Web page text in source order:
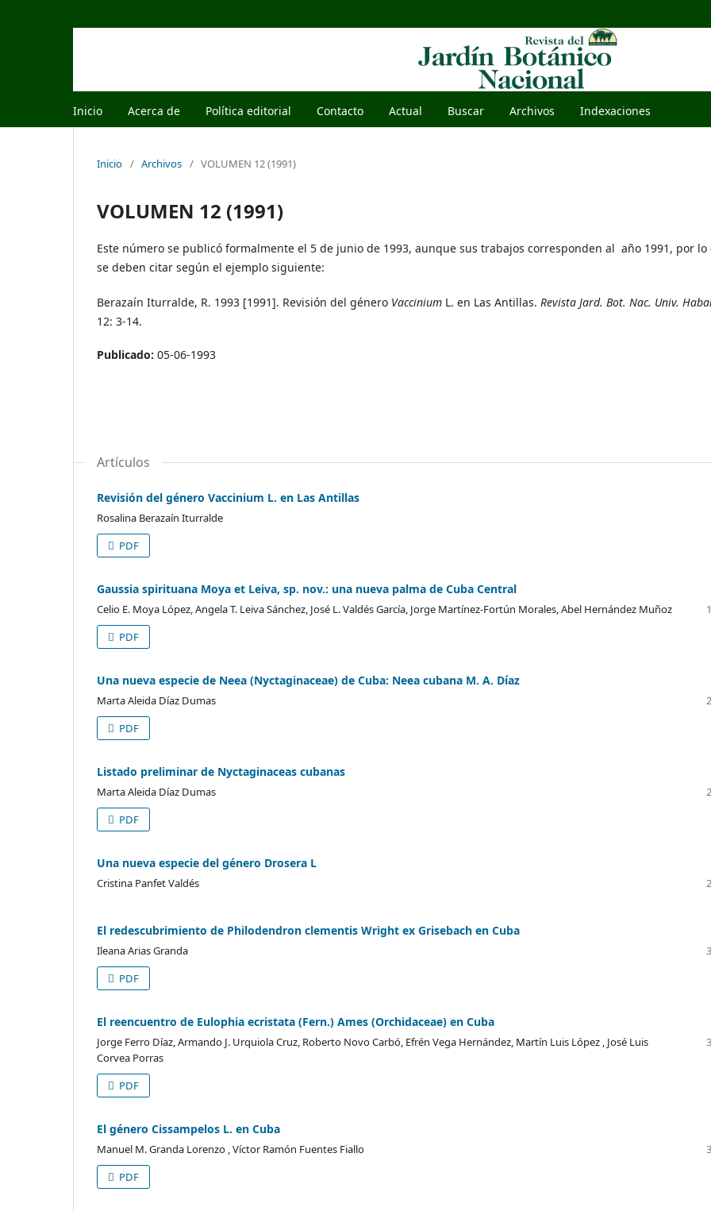
Inicio Acerca de Política editorial Contacto Actual Buscar Archivos Indexaciones
Inicio / Archivos / VOLUMEN 12 (1991)
VOLUMEN 12 (1991)
Este número se publicó formalmente el 5 de junio de 1993, aunque sus trabajos corresponden al año 1991, por lo
se deben citar según el ejemplo siguiente:
Berazaín Iturralde, R. 1993 [1991]. Revisión del género Vaccinium L. en Las Antillas. Revista Jard. Bot. Nac. Univ.
12: 3-14.
Publicado: 05-06-1993
Artículos
Revisión del género Vaccinium L. en Las Antillas
Rosalina Berazaín Iturralde
PDF
Gaussia spirituana Moya et Leiva, sp. nov.: una nueva palma de Cuba Central
Celio E. Moya López, Angela T. Leiva Sánchez, José L. Valdés García, Jorge Martínez-Fortún Morales, Abel Hernández Muñoz
PDF
Una nueva especie de Neea (Nyctaginaceae) de Cuba: Neea cubana M. A. Díaz
Marta Aleida Díaz Dumas
PDF
Listado preliminar de Nyctaginaceas cubanas
Marta Aleida Díaz Dumas
PDF
Una nueva especie del género Drosera L
Cristina Panfet Valdés
El redescubrimiento de Philodendron clementis Wright ex Grisebach en Cuba
Ileana Arias Granda
PDF
El reencuentro de Eulophia ecristata (Fern.) Ames (Orchidaceae) en Cuba
Jorge Ferro Díaz, Armando J. Urquiola Cruz, Roberto Novo Carbó, Efrén Vega Hernández, Martín Luis López , José Luis
Corvea Porras
PDF
El género Cissampelos L. en Cuba
Manuel M. Granda Lorenzo , Víctor Ramón Fuentes Fiallo
PDF